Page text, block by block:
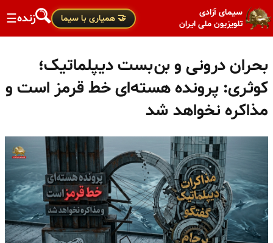
سیمای آزادی
تلویزیون ملی ایران
🤝 همیاری با سیما زنده☰
بحران درونی و بن‌بست دیپلماتیک؛
کوثری: پرونده هسته‌ای خط قرمز است و
مذاکره نخواهد شد